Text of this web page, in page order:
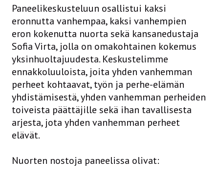
Paneelikeskusteluun osallistui kaksi
eronnutta vanhempaa, kaksi vanhempien
eron kokenutta nuorta sekä kansanedustaja
Sofia Virta, jolla on omakohtainen kokemus
yksinhuoltajuudesta. Keskustelimme
ennakkoluuloista, joita yhden vanhemman
perheet kohtaavat, työn ja perhe-elämän
yhdistämisestä, yhden vanhemman perheiden
toiveista päättäjille sekä ihan tavallisesta
arjesta, jota yhden vanhemman perheet
elävät.
Nuorten nostoja paneelissa olivat: